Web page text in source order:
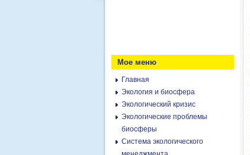
Мое меню
Главная
Экология и биосфера
Экологический кризис
Экологические проблемы
биосферы
Система экологического